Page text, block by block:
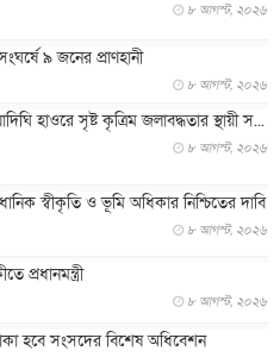
৮ আগস্ট, ২০২৬
৯ জনের প্রাণহানী
৮ আগস্ট, ২০২৬
হাওরে সৃষ্ট কৃত্রিম জলাবদ্ধতার স্থায়ী স...
৮ আগস্ট, ২০২৬
স্বীকৃতি ও ভূমি অধিকার নিশ্চিতের দাবি
৮ আগস্ট, ২০২৬
প্রধানমন্ত্রী
৮ আগস্ট, ২০২৬
ডাকা হবে সংসদের বিশেষ অধিবেশন